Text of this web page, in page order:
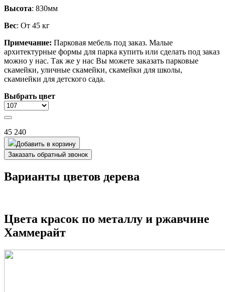
Высота: 830мм
Вес: От 45 кг
Примечание: Парковая мебель под заказ. Малые
архитектурные формы для парка купить или сделать под заказ
можно у нас. Так же у нас Вы можете заказать парковые
скамейки, уличные скамейки, скамейки для школы,
скамиейки для детского сада.
Выбрать цвет
45 240
Добавить в корзину
Заказать обратный звонок
Варианты цветов дерева
Цвета красок по металлу и ржавчине
Хаммерайт